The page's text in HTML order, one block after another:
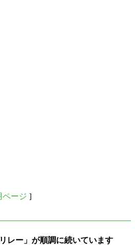
ページ ]
レー」が順調に続いています